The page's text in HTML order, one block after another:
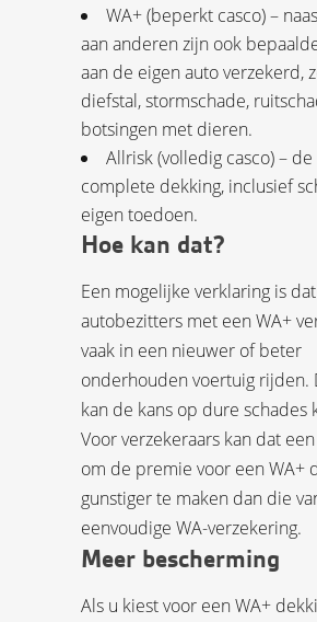
WA+ (beperkt casco) –
aan anderen zijn ook
aan de eigen auto verzekerd,
diefstal, stormschade,
botsingen met dieren.
Allrisk (volledig casco) –
complete dekking, inclusief
eigen toedoen.
Hoe kan dat?
Een mogelijke verklaring is dat
autobezitters met een WA+
vaak in een nieuwer of beter
onderhouden voertuig rijden.
kan de kans op dure schades
Voor verzekeraars kan dat
om de premie voor een WA+
gunstiger te maken dan die
eenvoudige WA-verzekering.
Meer bescherming
Als u kiest voor een WA+